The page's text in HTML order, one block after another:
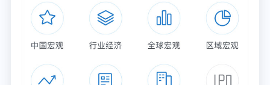
以新客户面谈为例，销售需要用拉近关系的策略来成
单，最快最有效的方式就是“赞美”。